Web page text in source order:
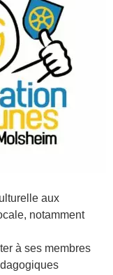
aux
notamment
à ses membres